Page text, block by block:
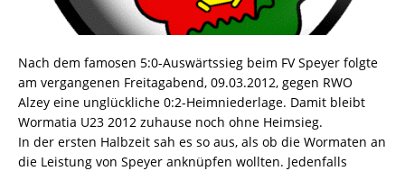
Nach dem famosen 5:0-Auswärtssieg beim FV Speyer folgte
am vergangenen Freitagabend, 09.03.2012, gegen RWO
Alzey eine unglückliche 0:2-Heimniederlage. Damit bleibt
Wormatia U23 2012 zuhause noch ohne Heimsieg.
In der ersten Halbzeit sah es so aus, als ob die Wormaten an
die Leistung von Speyer anknüpfen wollten. Jedenfalls